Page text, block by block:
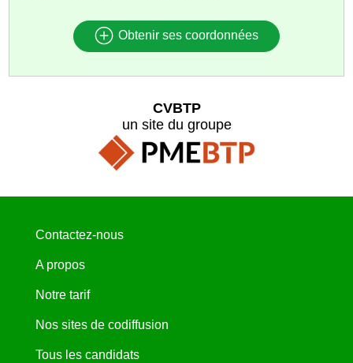
Obtenir ses coordonnées
CVBTP
un site du groupe
Contactez-nous
A propos
Notre tarif
Nos sites de codiffusion
Tous les candidats